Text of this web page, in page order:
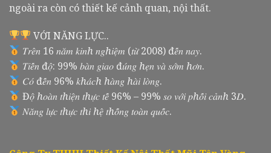
ngoài ra còn có thiết kế cảnh quan, nội thất.
VỚI NĂNG LỰC..
𝑇𝑟𝑒̂𝑛 16 𝑛𝑎̆𝑚 𝑘𝑖𝑛ℎ 𝑛𝑔ℎ𝑖𝑒̣̂𝑚 (𝑡𝑢̛̀ 2008) đ𝑒̂́𝑛 𝑛𝑎𝑦.
𝑇𝑖𝑒̂́𝑛 đ𝑜̣̂: 99% 𝑏𝑎̀𝑛 𝑔𝑖𝑎𝑜 đ𝑢́𝑛𝑔 ℎ𝑒̣𝑛 𝑣𝑎̀ 𝑠𝑜̛́𝑚 ℎ𝑜̛𝑛.
𝐶𝑜́ đ𝑒̂́𝑛 96% 𝑘ℎ𝑎́𝑐ℎ ℎ𝑎̀𝑛𝑔 ℎ𝑎̀𝑖 𝑙𝑜̀𝑛𝑔.
Đ𝑜̣̂ ℎ𝑜𝑎̀𝑛 𝑡ℎ𝑖𝑒̣̂𝑛 𝑡ℎ𝑢̛̣𝑐 𝑡𝑒̂́ 96% – 99% 𝑠𝑜 𝑣𝑜̛́𝑖 𝑝ℎ𝑜̂́𝑖 𝑐𝑎̉𝑛ℎ 3𝐷.
𝑁𝑎̆𝑛𝑔 𝑙𝑢̛̣𝑐 𝑡ℎ𝑢̛̣𝑐 𝑡ℎ𝑖 ℎ𝑒̣̂ 𝑡ℎ𝑜̂́𝑛𝑔 𝑡𝑜𝑎̀𝑛 𝑞𝑢𝑜̂́𝑐.